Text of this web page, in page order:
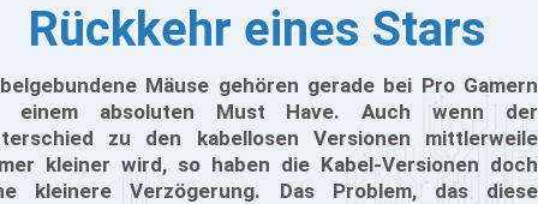
Rückkehr eines Stars
Mäuse gehören gerade bei Pro Gamern
einem absoluten Must Have. Auch wenn der
zu den kabellosen Versionen mittlerweile
kleiner wird, so haben die Kabel-Versionen doch
kleinere Verzögerung. Das Problem, das diese